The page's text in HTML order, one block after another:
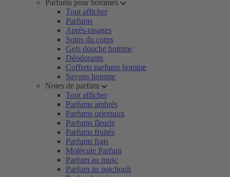
Parfums pour hommes
Tout afficher
Parfums
Après-rasages
Soins du corps
Gels douche homme
Déodorants
Coffrets parfums homme
Savons homme
Notes de parfum
Tout afficher
Parfums ambrés
Parfums orientaux
Parfums fleuris
Parfums fruités
Parfums frais
Molécule Parfum
Parfum au musc
Parfum au patchouli